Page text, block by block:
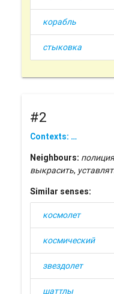
корабль
стыковка
#2
Contexts: …
Neighbours:
выкрасить,
Similar senses:
космолет
космический
звездолет
шаттлы